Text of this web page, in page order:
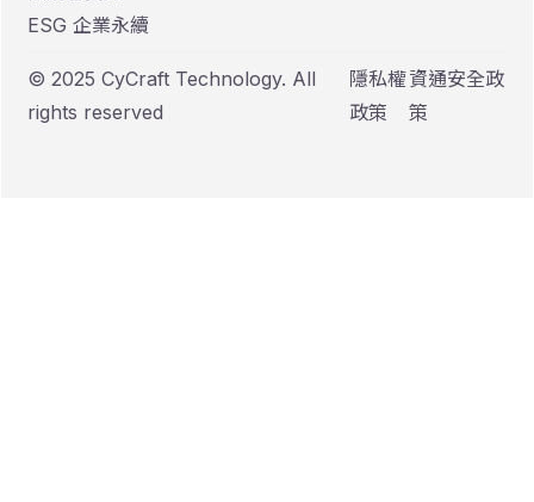
ESG 企業永續
© 2025 CyCraft Technology. All
rights reserved
隱私權
政策
資通安全政
策